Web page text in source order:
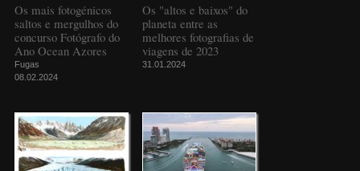
Os mais fotogénicos
saltos e mergulhos do
concurso Fotógrafo do
Ano Ocean Azores
Fugas
08.02.2024
Os "altos e baixos" do
planeta entre as
melhores fotografias de
viagens de 2023
31.01.2024